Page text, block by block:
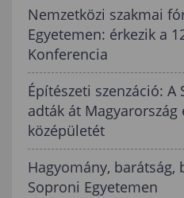
Nemzetközi szakmai
Egyetemen: érkezik a
Konferencia
Építészeti szenzáció:
adták át Magyarország
középületét
Hagyomány, barátság,
Soproni Egyetemen